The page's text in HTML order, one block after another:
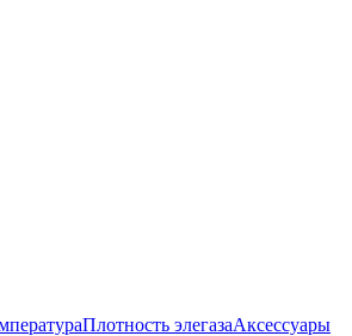
Плотность элегазаАксессуары